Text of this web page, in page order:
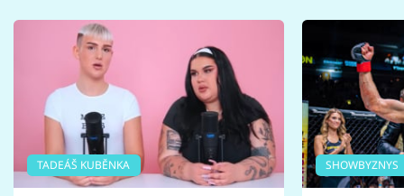
TADEÁŠ KUBĚNKA SHOWBYZNYS